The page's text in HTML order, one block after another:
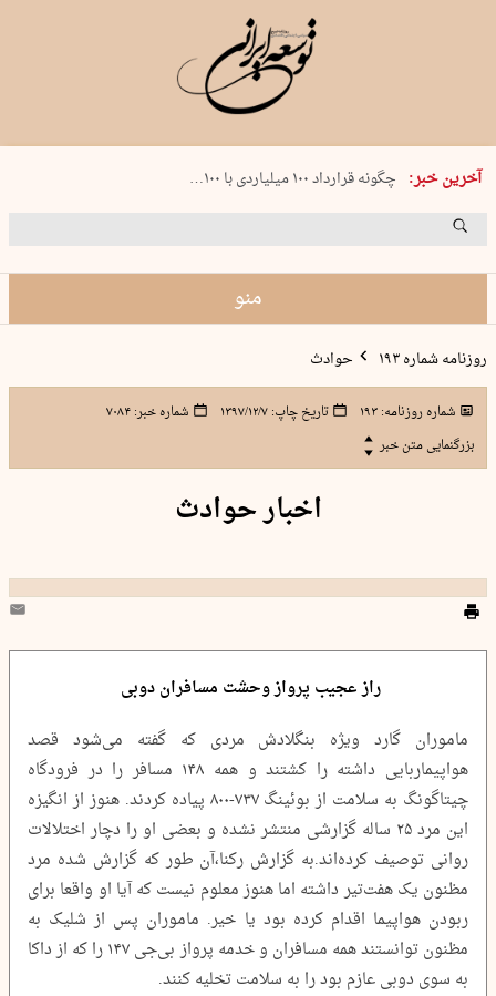
آخرین خبر:
شنبه 17 مرداد 1405 شماره 2244
چگونه قرارداد ۱۰۰ میلیاردی با ۱۰۰…
پنجره‌ای که باز نشد
منو
روزنامه شماره ۱۹۳ حوادث
شماره روزنامه:۱۹۳ تاریخ چاپ:۱۳۹۷/۱۲/۷ شماره خبر:۷۰۸۴
بزرگنمایی متن خبر
اخبار حوادث
راز عجیب پرواز وحشت مسافران دوبی
ماموران گارد ویژه بنگلادش مردی که گفته می‌شود قصد
هواپیماربایی داشته را کشتند و همه ۱۴۸ مسافر را در فرودگاه
چیتاگونگ به سلامت از بوئینگ ۷۳۷-۸۰۰ پیاده کردند. هنوز از انگیزه
این مرد ۲۵ ساله گزارشی منتشر نشده و بعضی او را دچار اختلالات
روانی توصیف کرده‌اند.به گزارش رکنا،آن طور که گزارش شده مرد
مظنون یک هفت‌تیر داشته اما هنوز معلوم نیست که آیا او واقعا برای
ربودن هواپیما اقدام کرده بود یا خیر. ماموران پس از شلیک به
مظنون توانستند همه مسافران و خدمه پرواز بی‌جی ۱۴۷ را که از داکا
به سوی دوبی عازم بود را به سلامت تخلیه کنند.